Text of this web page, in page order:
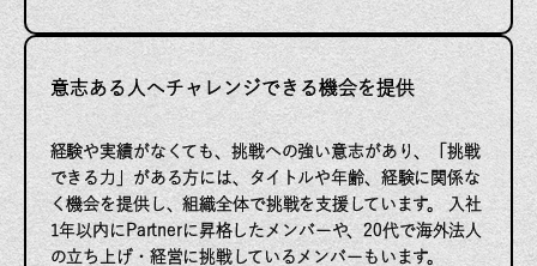
意志ある人へチャレンジできる機会を提供
経験や実績がなくても、挑戦への強い意志があり、「挑戦
できる力」がある方には、タイトルや年齢、 経験に関係な
く機会を提供し、組織全体で挑戦を支援しています。 入社
1年以内にPartnerに昇格したメンバーや、20代で海外法人
の立ち上げ・経営に挑戦しているメンバーもいます。